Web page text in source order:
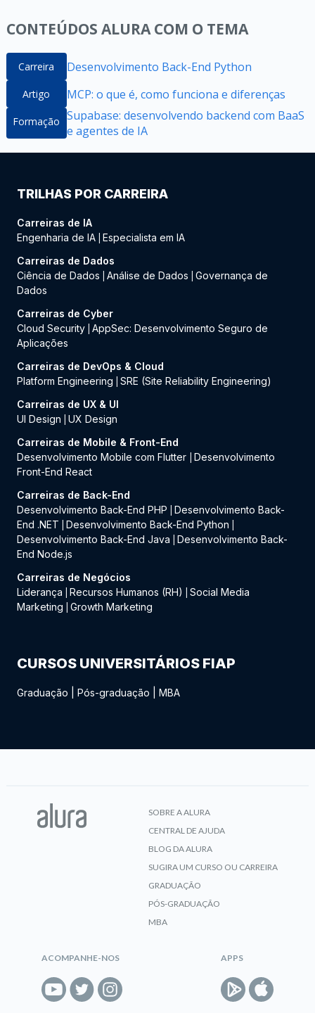
CONTEÚDOS ALURA COM O TEMA
Carreira Desenvolvimento Back-End Python
Artigo MCP: o que é, como funciona e diferenças
Formação Supabase: desenvolvendo backend com BaaS
e agentes de IA
TRILHAS POR CARREIRA
Carreiras de IA
Engenharia de IA Especialista em IA
Carreiras de Dados
Ciência de Dados
Análise de Dados
Governança de
Dados
Carreiras de Cyber
Cloud Security AppSec: Desenvolvimento Seguro de
Aplicações
Carreiras de DevOps & Cloud
Platform Engineering
SRE (Site Reliability Engineering)
Carreiras de UX & UI
UI Design
UX Design
Carreiras de Mobile & Front-End
Desenvolvimento Mobile com Flutter
Desenvolvimento
Front-End React
Carreiras de Back-End
Desenvolvimento Back-End PHP
Desenvolvimento Back-
End .NET
Desenvolvimento Back-End Python
Desenvolvimento Back-End Java
Desenvolvimento Back-
End Node.js
Carreiras de Negócios
Liderança
Recursos Humanos (RH)
Social Media
Marketing
Growth Marketing
CURSOS UNIVERSITÁRIOS FIAP
Graduação Pós-graduação MBA
SOBRE A ALURA
CENTRAL DE AJUDA
BLOG DA ALURA
SUGIRA UM CURSO OU CARREIRA
GRADUAÇÃO
PÓS-GRADUAÇÃO
MBA
ACOMPANHE-NOS APPS